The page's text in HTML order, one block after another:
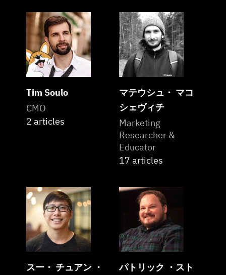
Tim Soulo
CMO
2 articles
マテウシュ・ マコ
シェヴィチ
Marketing
Researcher &
Educator
17 articles
スー・ チュアン ・
パトリック ・スト